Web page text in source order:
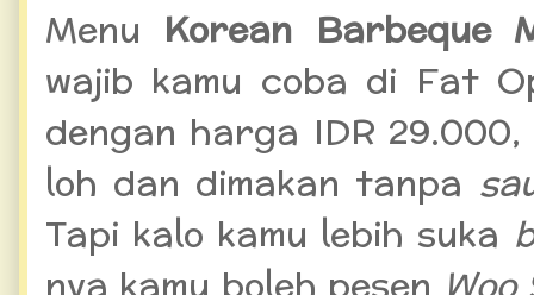
Menu Korean Barbeque
wajib kamu coba di Fat
dengan harga IDR
loh dan dimakan tanpa
Tapi kalo kamu lebih suka
nya kamu boleh pesen Woo